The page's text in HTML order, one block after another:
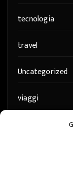
tecnologia
travel
Uncategorized
viaggi